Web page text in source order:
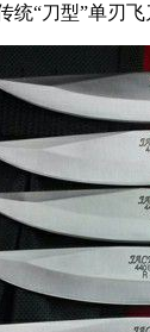
统“刀型”单刃